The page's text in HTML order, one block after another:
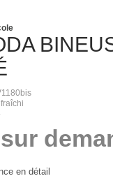
en détail